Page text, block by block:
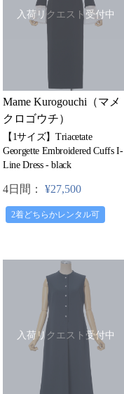
入荷リクエスト受付中
Mame Kurogouchi（マメ
クロゴウチ）
【1サイズ】Triacetate
Georgette Embroidered Cuffs I-
Line Dress - black
4日間： ¥27,500
2着どちらかレンタル可
入荷リクエスト受付中